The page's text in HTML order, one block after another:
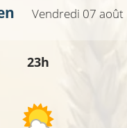
Vendredi 07 août
23h